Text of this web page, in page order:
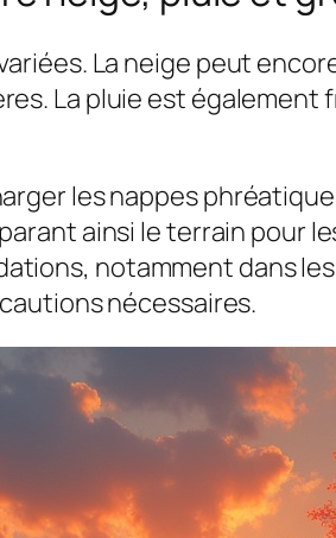
La neige peut
La pluie est
les nappes
ainsi le terrain pour
notamment dans
nécessaires.